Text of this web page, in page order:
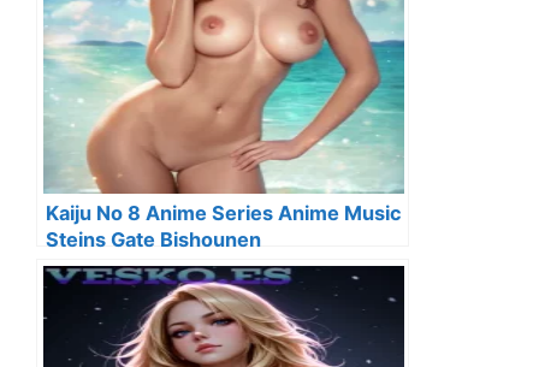
Kaiju No 8 Anime Series Anime Music
Steins Gate Bishounen